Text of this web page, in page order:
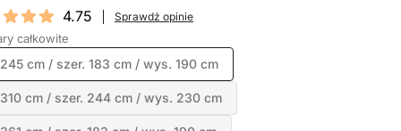
of 5 stars 4.75 Sprawdź opinie
całkowite
245 cm / szer. 183 cm / wys. 190 cm
310 cm / szer. 244 cm / wys. 230 cm